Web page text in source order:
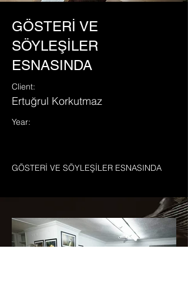
GÖSTERİ VE
SÖYLEŞİLER
ESNASINDA
Client:
Ertuğrul Korkutmaz
Year:
GÖSTERİ VE SÖYLEŞİLER ESNASINDA